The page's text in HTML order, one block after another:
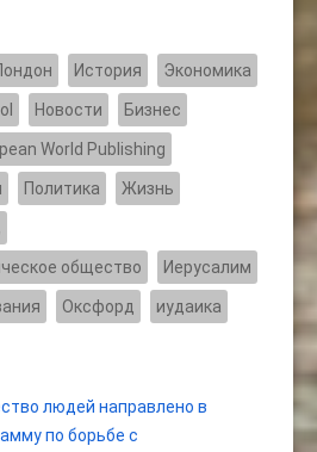
История Экономика
Новости Бизнес
World Publishing
Политика Жизнь
общество Иерусалим
Оксфорд иудаика
людей направлено в
по борьбе с